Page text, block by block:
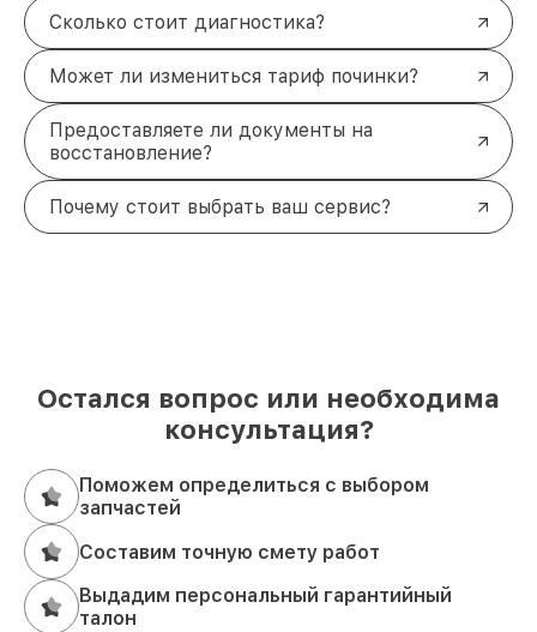
Сколько стоит диагностика?
Может ли измениться тариф починки?
Предоставляете ли документы на
восстановление?
Почему стоит выбрать ваш сервис?
Остался вопрос или необходима
консультация?
Поможем определиться с выбором
запчастей
Составим точную смету работ
Выдадим персональный гарантийный
талон